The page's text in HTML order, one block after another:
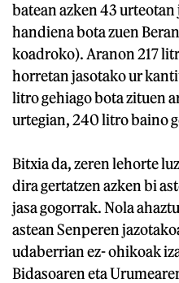
batean azken 43
handiena bota zuen
koadroko). Aranon 217
horretan jasotako ur
litro gehiago bota zituen
urtegian, 240 litro baino
Bitxia da, zeren lehorte
dira gertatzen azken bi
jasa gogorrak. Nola
astean Senperen
udaberrian ez- ohikoak
Bidasoaren eta